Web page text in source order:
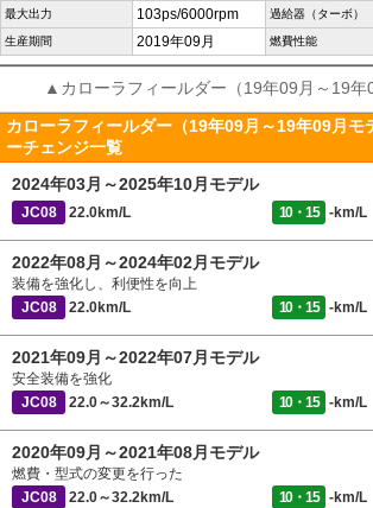
最大出力 103ps/6000rpm 過給器（ターボ）
生産期間 2019年09月 燃費性能
▲カローラフィールダー（19年09月～19年
カローラフィールダー（19年09月～19年09月モ
ーチェンジ一覧
2024年03月～2025年10月モデル
JC08 22.0km/L 10・15 -km/L
2022年08月～2024年02月モデル
装備を強化し、利便性を向上
JC08
22.0km/L 10・15 -km/L
2021年09月～2022年07月モデル
安全装備を強化
JC08
22.0～32.2km/L 10・15 -km/L
2020年09月～2021年08月モデル
燃費・型式の変更を行った
JC08
22.0～32.2km/L 10・15 -km/L